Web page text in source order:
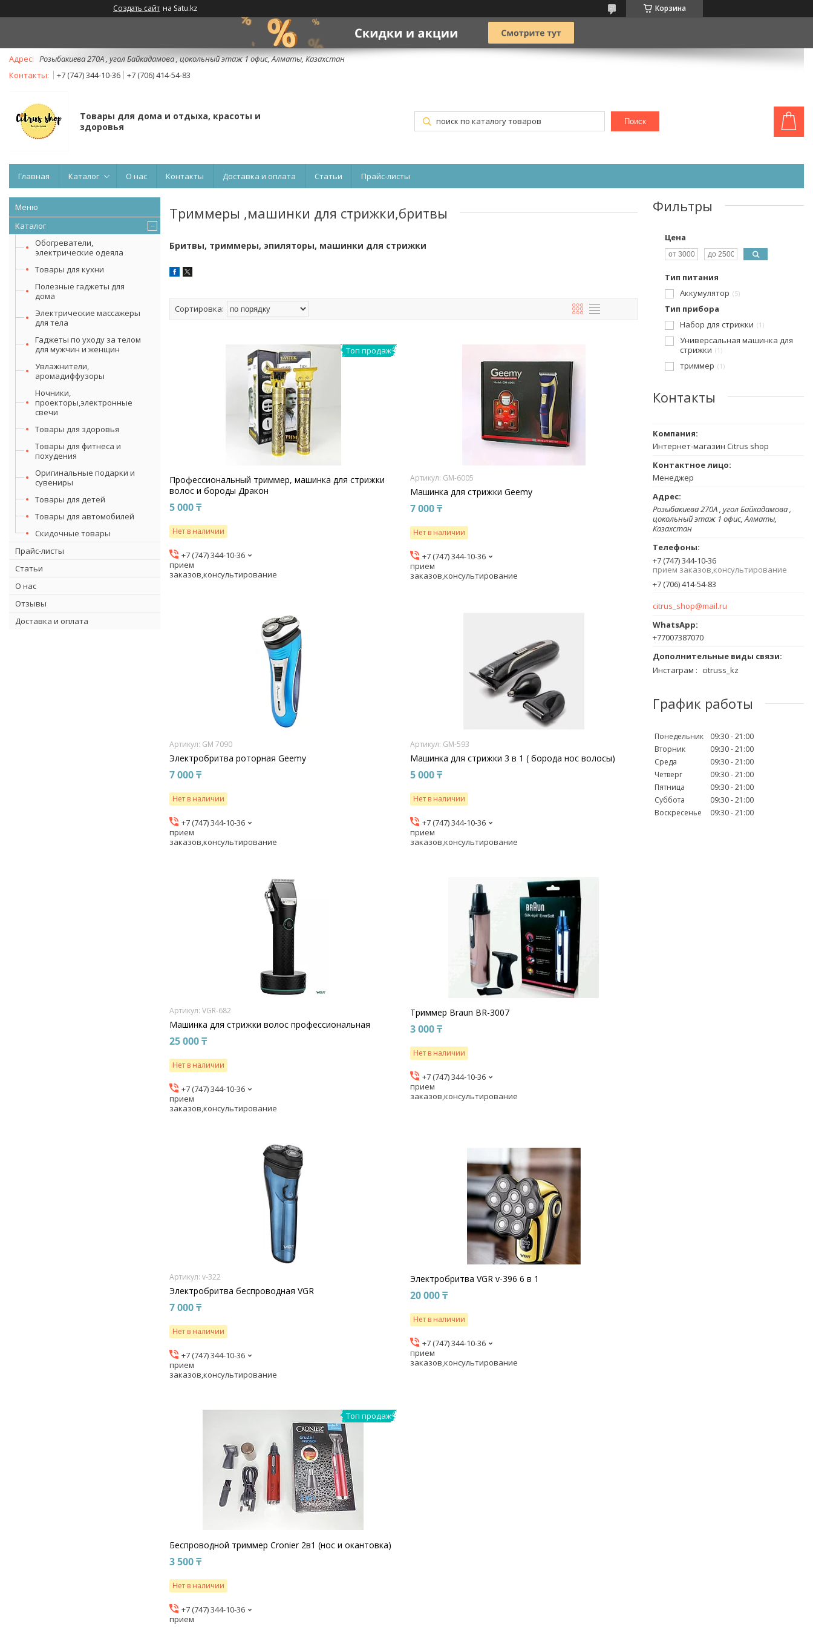
Создать сайт на Satu.kz Корзина
Розыбакиева 270А , угол Байкадамова , цокольный этаж 1 офис, Алматы, Казахстан
+7 (747) 344-10-36
+7 (706) 414-54-83
Товары для дома и отдыха, красоты и
здоровья
Поиск
Главная Каталог О нас Контакты Доставка и оплата Статьи Прайс-листы
Каталог
Обогреватели,
электрические одеяла
Товары для кухни
Полезные гаджеты для
дома
Электрические массажеры
для тела
Гаджеты по уходу за телом
для мужчин и женщин
Увлажнители,
аромадиффузоры
Ночники,
проекторы,электронные
свечи
Товары для здоровья
Товары для фитнеса и
похудения
Оригинальные подарки и
сувениры
Товары для детей
Товары для автомобилей
Скидочные товары
Прайс-листы
Статьи
О нас
Отзывы
Доставка и оплата
Триммеры ,машинки для стрижки,бритвы
Бритвы, триммеры, эпиляторы, машинки для стрижки
Топ продаж
Профессиональный триммер, машинка для стрижки
волос и бороды Дракон
5 000 ₸
Нет в наличии
+7 (747) 344-10-36
прием
заказов,консультирование
GM-6005
Машинка для стрижки Geemy
7 000 ₸
Нет в наличии
+7 (747) 344-10-36
прием
заказов,консультирование
GM 7090
Электробритва роторная Geemy
7 000 ₸
Нет в наличии
+7 (747) 344-10-36
прием
заказов,консультирование
GM-593
Машинка для стрижки 3 в 1 ( борода нос волосы)
5 000 ₸
Нет в наличии
+7 (747) 344-10-36
прием
заказов,консультирование
VGR-682
Машинка для стрижки волос профессиональная
25 000 ₸
Нет в наличии
+7 (747) 344-10-36
прием
заказов,консультирование
Триммер Braun BR-3007
3 000 ₸
Нет в наличии
+7 (747) 344-10-36
прием
заказов,консультирование
v-322
Электробритва беспроводная VGR
7 000 ₸
Нет в наличии
+7 (747) 344-10-36
прием
заказов,консультирование
Электробритва VGR v-396 6 в 1
20 000 ₸
Нет в наличии
+7 (747) 344-10-36
прием
заказов,консультирование
Топ продаж
Беспроводной триммер Cronier 2в1 (нос и окантовка)
3 500 ₸
Нет в наличии
+7 (747) 344-10-36
прием
Фильтры
Цена
Тип питания
Аккумулятор
5
Тип прибора
Набор для стрижки
1
Универсальная машинка для
стрижки
1
триммер 1
Контакты
Интернет-магазин Citrus shop
Менеджер
Розыбакиева 270А , угол Байкадамова ,
цокольный этаж 1 офис, Алматы,
Казахстан
+7 (747) 344-10-36
прием заказов,консультирование
+7 (706) 414-54-83
citrus_shop@mail.ru
+77007387070
Инстаграм citruss_kz
График работы
Понедельник 09:30 21:00
Вторник
09:30 21:00
Среда
09:30 21:00
Четверг
09:30 21:00
Пятница
09:30 21:00
Суббота
09:30 21:00
Воскресенье
09:30 21:00